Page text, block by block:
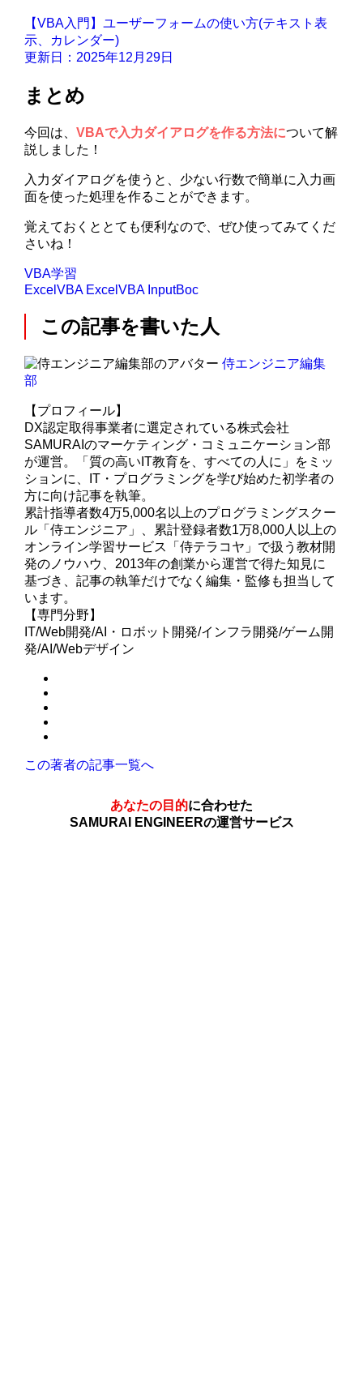
【VBA入門】ユーザーフォームの使い方(テキスト表
示、カレンダー)
更新日：2025年12月29日
まとめ
今回は、VBAで入力ダイアログを作る方法について解
説しました！
入力ダイアログを使うと、少ない行数で簡単に入力画
面を使った処理を作ることができます。
覚えておくととても便利なので、ぜひ使ってみてくだ
さいね！
VBA学習
ExcelVBA ExcelVBA InputBoc
この記事を書いた人
侍エンジニア編集
部
【プロフィール】
DX認定取得事業者に選定されている株式会社
SAMURAIのマーケティング・コミュニケーション部
が運営。「質の高いIT教育を、すべての人に」をミッ
ションに、IT・プログラミングを学び始めた初学者の
方に向け記事を執筆。
累計指導者数4万5,000名以上のプログラミングスクー
ル「侍エンジニア」、累計登録者数1万8,000人以上の
オンライン学習サービス「侍テラコヤ」で扱う教材開
発のノウハウ、2013年の創業から運営で得た知見に
基づき、記事の執筆だけでなく編集・監修も担当して
います。
【専門分野】
IT/Web開発/AI・ロボット開発/インフラ開発/ゲーム開
発/AI/Webデザイン
この著者の記事一覧へ
あなたの目的に合わせた
SAMURAI ENGINEERの運営サービス